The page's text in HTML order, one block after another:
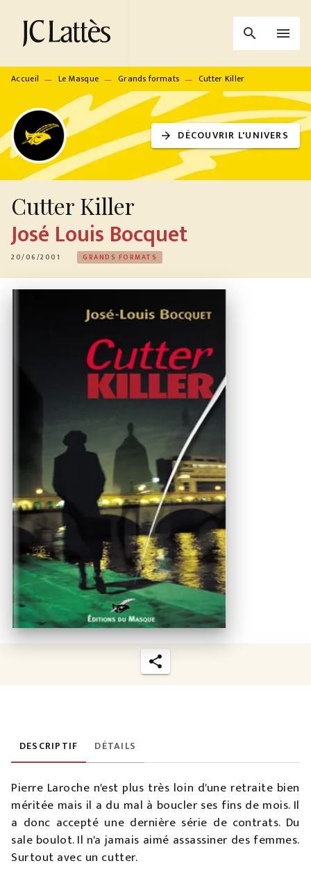
MENU RECHERCHE
PIED DE PAGE
search menu
Accueil — Le Masque — Grands formats — Cutter Killer
arrow_forward DÉCOUVRIR L'UNIVERS
Cutter Killer
José Louis Bocquet
20/06/2001 GRANDS FORMATS
DESCRIPTIF DÉTAILS
Pierre Laroche n'est plus très loin d'une retraite bien
méritée mais il a du mal à boucler ses fins de mois. Il
a donc accepté une dernière série de contrats. Du
sale boulot. Il n'a jamais aimé assassiner des femmes.
Surtout avec un cutter.